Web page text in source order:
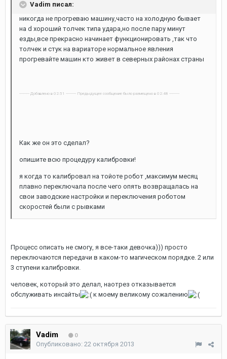
Vadim писал:
никогда не прогреваю машину,часто на холодную бывает
на d хороший толчек типа удара,но после пару минут
езды,все прекрасно начинает функционировать ,так что
толчек и стук на вариаторе нормальное явления
прогревайте машин кто живет в северных районах страны
---------- Добавлено в 02:51 ---------- Предыдущее сообщение было размещено в 02:48 ----------
Как же он это сделал?
опишите всю процедуру калибровки!
я когда то калибровал на тойоте робот ,максимум месяц
плавно переключала после чего опять возвращалась на
свои заводские настройки и переключения роботом
скоростей были с рывками
Процесс описать не смогу, я все-таки девочка))) просто
переключаются передачи в каком-то магическом порядке. 2 или
3 ступени калибровки.
человек, который это делал, наотрез отказывается
обслуживать инсайты
к моему великому сожалению
Vadim 0
Опубликовано: 22 октября 2013